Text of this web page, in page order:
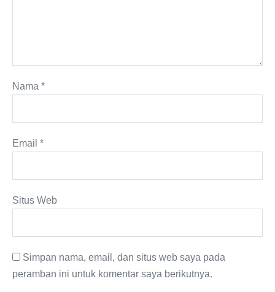
Nama *
Email *
Situs Web
Simpan nama, email, dan situs web saya pada
peramban ini untuk komentar saya berikutnya.